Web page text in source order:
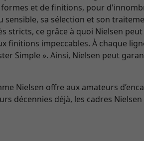
et de finitions, pour
sensible, sa sélection et son
stricts, ce grâce à quoi Nielsen
finitions impeccables. À chaque
Simple ». Ainsi, Nielsen peut
Nielsen offre aux amateurs
décennies déjà, les cadres